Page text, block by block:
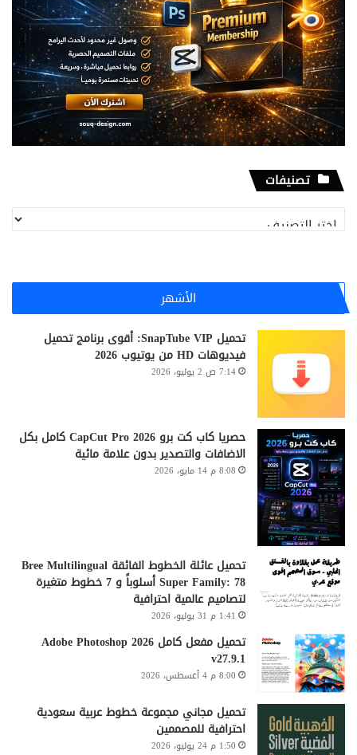
تصنيفات
تصنيفات
الأشهر
تحميل SnapTube VIP: أقوى برنامج تحميل
فيديوهات HD من يوتيوب 2026
7:14 ص 2 يوليو، 2026
حصريا كاب كت برو CapCut Pro 2026 كامل بكل
الاضافات والتصدير بدون علامة مائية
8:08 م 14 مايو، 2026
تحميل عائلة الخطوط الفائقة Bree Multilingual
Super Family: 78 أسلوباً و 7 خطوط متغيرة
لتصاميم عالمية احترافية
1:41 م 31 يوليو، 2026
تحميل مفعل كامل Adobe Photoshop 2026
v27.9.1
8:00 م 4 أغسطس، 2026
تحميل مجاني مجموعة خطوط عربية سعودية
احترافية للمصممين
1:50 م 24 يوليو، 2026